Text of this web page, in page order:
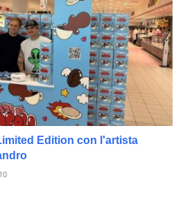
Edition con l'artista